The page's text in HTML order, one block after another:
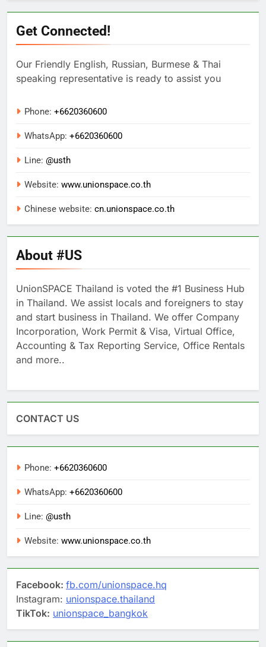
Get Connected!
Our Friendly English, Russian, Burmese & Thai
speaking representative is ready to assist you
Phone: +6620360600
WhatsApp: +6620360600
Line: @usth
Website: www.unionspace.co.th
Chinese website: cn.unionspace.co.th
About #US
UnionSPACE Thailand is voted the #1 Business Hub
in Thailand. We assist locals and foreigners to stay
and start business in Thailand. We offer Company
Incorporation, Work Permit & Visa, Virtual Office,
Accounting & Tax Reporting Service, Office Rentals
and more..
CONTACT US
Phone: +6620360600
WhatsApp: +6620360600
Line: @usth
Website: www.unionspace.co.th
Facebook: fb.com/unionspace.hq
Instagram: unionspace.thailand
TikTok: unionspace_bangkok